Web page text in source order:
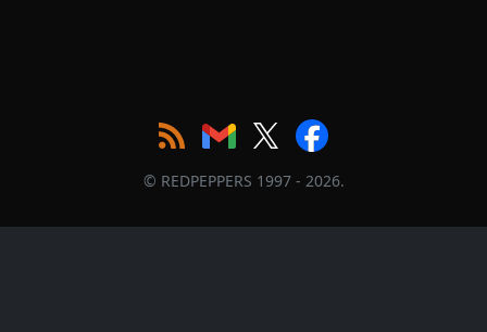
© REDPEPPERS 1997 - 2026.